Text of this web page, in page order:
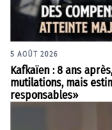
5 AOÛT 2026
Kafkaïen : 8 ans
mutilations, mais
responsables»